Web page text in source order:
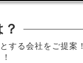
する会社をご提案！